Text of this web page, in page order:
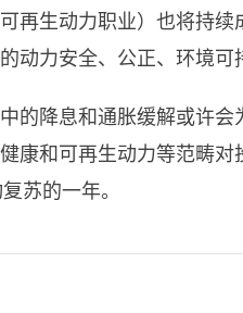
再生动力职业）也将持
动力安全、公正、环境可
的降息和通胀缓解或许会
康和可再生动力等范畴
苏的一年。